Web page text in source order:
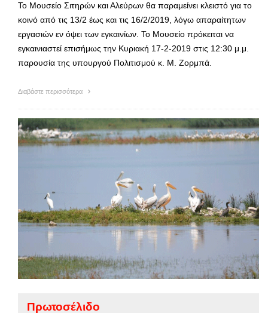
Το Μουσείο Σιτηρών και Αλεύρων θα παραμείνει κλειστό για το
κοινό από τις 13/2 έως και τις 16/2/2019, λόγω απαραίτητων
εργασιών εν όψει των εγκαινίων. Το Μουσείο πρόκειται να
εγκαινιαστεί επισήμως την Κυριακή 17-2-2019 στις 12:30 μ.μ.
παρουσία της υπουργού Πολιτισμού κ. Μ. Ζορμπά.
Διαβάστε περισσότερα
Πρωτοσέλιδο